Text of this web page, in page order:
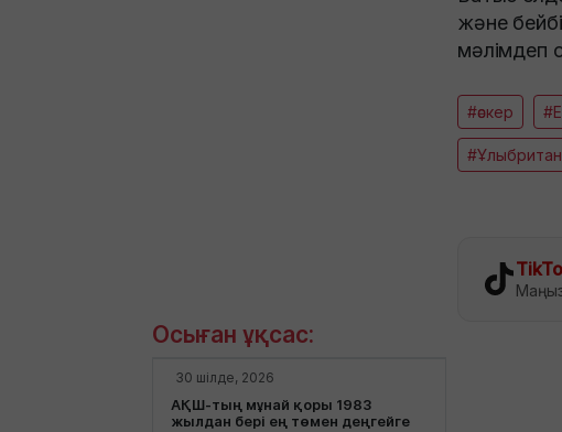
және
мәлімдеп
#әскер
Осыған ұқсас:
30 шілде, 2026
АҚШ-тың мұнай қоры 1983
жылдан бері ең төмен деңгейге